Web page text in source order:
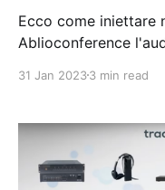
Ecco come iniettare
Ablioconference
interpreti,
cruscotto Event
Capture è un
grado di
31 Jan 20233 min read